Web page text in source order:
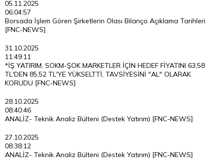
05.11.2025
06:04:57
Borsada İşlem Gören Şirketlerin Olası Bilanço Açıklama Tarihleri
[FNC-NEWS]
31.10.2025
11:49:11
*İŞ YATIRIM, SOKM-ŞOK MARKETLER İÇİN HEDEF FİYATINI 63,58
TL'DEN 85,52 TL'YE YÜKSELTTİ, TAVSİYESİNİ "AL" OLARAK
KORUDU [FNC-NEWS]
28.10.2025
08:40:46
ANALİZ- Teknik Analiz Bülteni (Destek Yatırım) [FNC-NEWS]
27.10.2025
08:38:12
ANALİZ- Teknik Analiz Bülteni (Destek Yatırım) [FNC-NEWS]